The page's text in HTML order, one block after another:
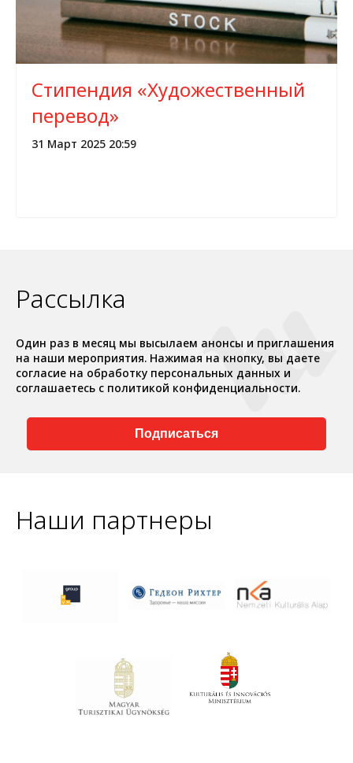
Стипендия «Художественный
перевод»
31 Март 2025 20:59
Рассылка
Один раз в месяц мы высылаем анонсы и приглашения
на наши мероприятия. Нажимая на кнопку, вы даете
согласие на обработку персональных данных и
соглашаетесь c политикой конфиденциальности.
Подписаться
Наши партнеры